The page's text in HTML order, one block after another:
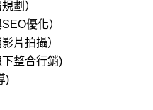
劃）
優化）
片拍攝）
整合行銷)
)